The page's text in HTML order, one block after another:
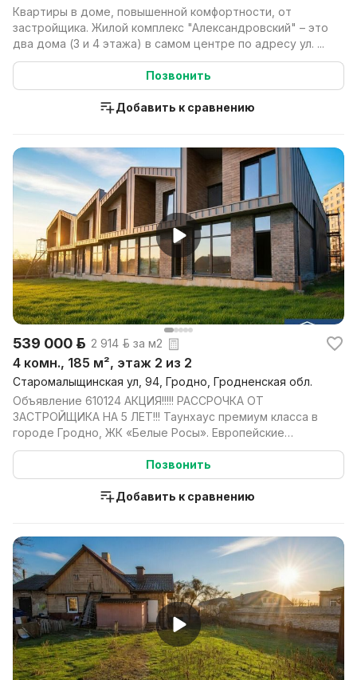
Квартиры в доме, повышенной комфортности, от
застройщика. Жилой комплекс "Александровский" – это
два дома (3 и 4 этажа) в самом центре по адресу ул. ...
Позвонить
Добавить к сравнению
539 000 р. 2 914 р. за м2
4 комн., 185 м², этаж 2 из 2
Старомалыщинская ул, 94, Гродно, Гродненская обл.
Объявление 610124 АКЦИЯ!!!!! РАССРОЧКА ОТ
ЗАСТРОЙЩИКА НА 5 ЛЕТ!!! Таунхаус премиум класса в
городе Гродно, ЖК «Белые Росы». Европейские
стандарты стр...
Позвонить
Добавить к сравнению